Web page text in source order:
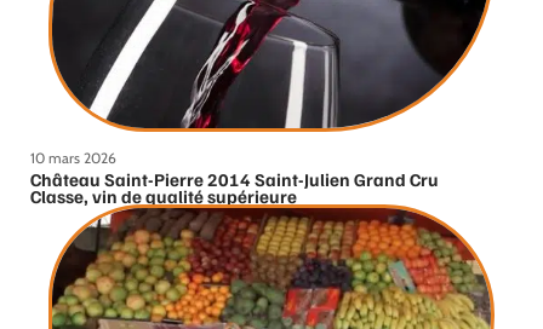
10 mars 2026
Château Saint-Pierre 2014 Saint-Julien Grand Cru
Classe, vin de qualité supérieure